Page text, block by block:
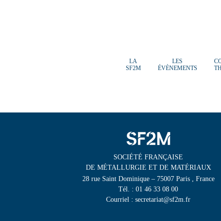
LA
SF2M
LES
ÉVÈNEMENTS
SOCIÉTÉ FRANÇAISE
DE MÉTALLURGIE ET DE MATÉRIAUX
28 rue Saint Dominique – 75007 Paris , France
Tél. : 01 46 33 08 00
Courriel : secretariat@sf2m.fr